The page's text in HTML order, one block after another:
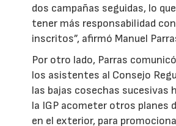
dos campañas seguidas, lo
tener más responsabilidad
inscritos”, afirmó Manuel
Por otro lado, Parras
los asistentes al Consejo
las bajas cosechas sucesivas
la IGP acometer otros planes
en el exterior, para